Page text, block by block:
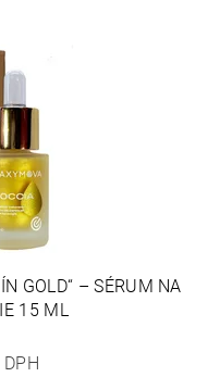
GOLD“ – SÉRUM NA
15 ML